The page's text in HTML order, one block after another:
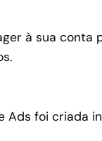
à sua conta
Ads foi criada